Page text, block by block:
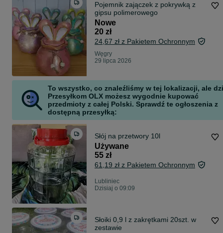
Pojemnik zajączek z pokrywką z
gipsu polimerowego
Nowe
20 zł
24,67 zł z Pakietem Ochronnym
Węgry
29 lipca 2026
To wszystko, co znaleźliśmy w tej lokalizacji, ale
Przesyłkom OLX możesz wygodnie kupować
przedmioty z całej Polski. Sprawdź te ogłoszenia z
dostępną przesyłką:
Słój na przetwory 10l
Używane
55 zł
61,19 zł z Pakietem Ochronnym
Lubliniec
Dzisiaj o 09:09
Słoiki 0,9 l z zakrętkami 20szt. w
zestawie